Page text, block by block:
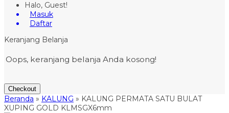
Halo, Guest!
Masuk
Daftar
Keranjang Belanja
Oops, keranjang belanja Anda kosong!
Checkout
Beranda » KALUNG » KALUNG PERMATA SATU BULAT
XUPING GOLD KLMSGX6mm